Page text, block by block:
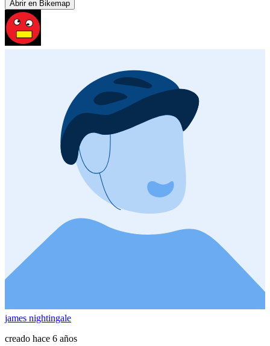
Abrir en Bikemap
james nightingale
creado hace 6 años